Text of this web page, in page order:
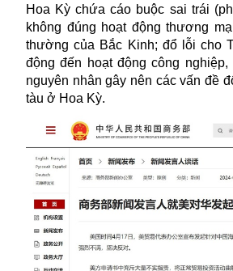
Hoa Kỳ chứa cáo buộc sai trái
không đúng hoạt động thương
thường của Bắc Kinh; đổ lỗi cho
động đến hoạt động công
nguyên nhân gây nên các vấn đề
tàu ở Hoa Kỳ.